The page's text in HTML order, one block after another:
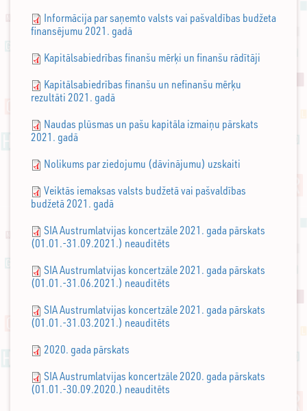
Informācija par saņemto valsts vai pašvaldības budžeta
finansējumu 2021. gadā
Kapitālsabiedrības finanšu mērķi un finanšu rādītāji
Kapitālsabiedrības finanšu un nefinanšu mērķu
rezultāti 2021. gadā
Naudas plūsmas un pašu kapitāla izmaiņu pārskats
2021. gadā
Nolikums par ziedojumu (dāvinājumu) uzskaiti
Veiktās iemaksas valsts budžetā vai pašvaldības
budžetā 2021. gadā
SIA Austrumlatvijas koncertzāle 2021. gada pārskats
(01.01.-31.09.2021.) neauditēts
SIA Austrumlatvijas koncertzāle 2021. gada pārskats
(01.01.-31.06.2021.) neauditēts
SIA Austrumlatvijas koncertzāle 2021. gada pārskats
(01.01.-31.03.2021.) neauditēts
2020. gada pārskats
SIA Austrumlatvijas koncertzāle 2020. gada pārskats
(01.01.-30.09.2020.) neauditēts